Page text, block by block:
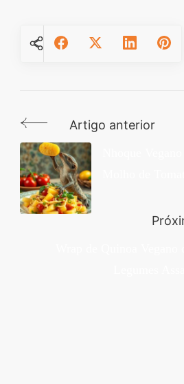
Navegação
de
post
Artigo anterior